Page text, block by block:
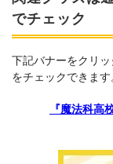
でチェック
下記バナーをクリ
をチェックできます
『魔法科高